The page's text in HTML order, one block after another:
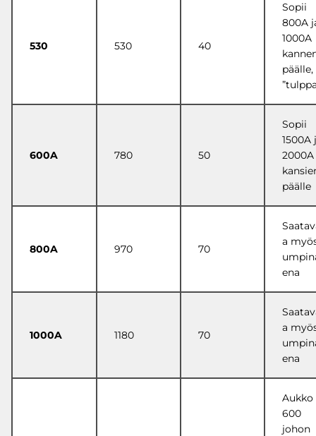
530 530 40
Sopii
800A
1000A
päälle,
600A 780 50
Sopii
1500A
2000A
päälle
800A 970 70
a
ena
1000A 1180 70
a
ena
Aukko
600
johon